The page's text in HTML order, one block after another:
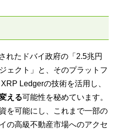
れたドバイ政府の「2.5兆円
ェクト」と、そのプラットフ
Ledgerの技術を活用し、
える可能性を秘めています。
を可能にし、これまで一部の
の高級不動産市場へのアクセ